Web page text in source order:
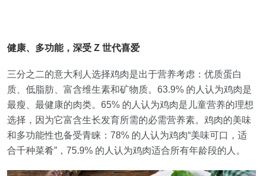
健康、多功能，深受 Z 世代喜爱
三分之二的意大利人选择鸡肉是出于营养考虑：优质蛋白
质、低脂肪、富含维生素和矿物质。63.9% 的人认为鸡肉是
最瘦、最健康的肉类。65% 的人认为鸡肉是儿童营养的理想
选择，因为它富含生长发育所需的必需营养素。鸡肉的美味
和多功能性也备受青睐：78% 的人认为鸡肉“美味可口，适
合千种菜肴”，75.9% 的人认为鸡肉适合所有年龄段的人。